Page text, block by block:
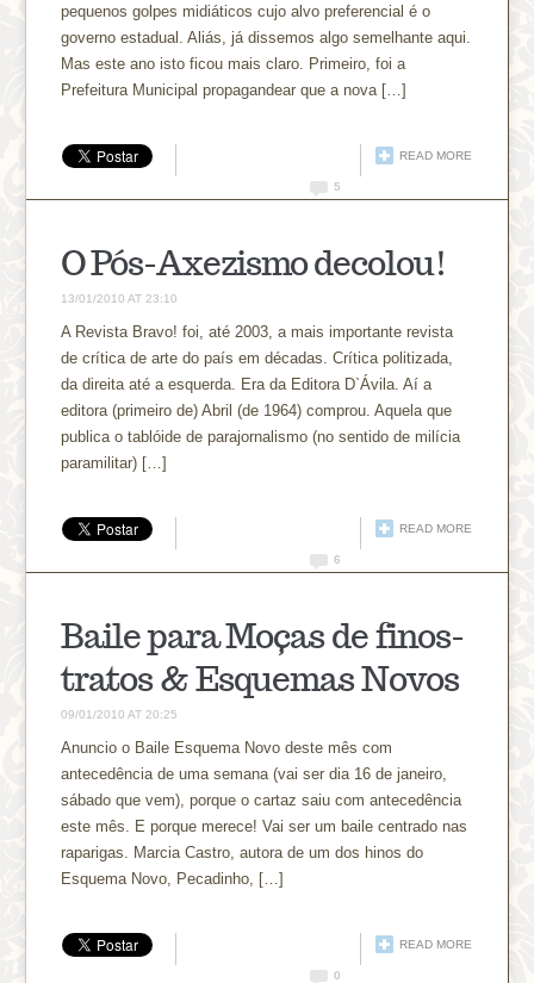
pequenos golpes midiáticos cujo alvo preferencial é o
governo estadual. Aliás, já dissemos algo semelhante aqui.
Mas este ano isto ficou mais claro. Primeiro, foi a
Prefeitura Municipal propagandear que a nova […]
READ MORE
5
O Pós-Axezismo decolou!
13/01/2010 AT 23:10
A Revista Bravo! foi, até 2003, a mais importante revista
de crítica de arte do país em décadas. Crítica politizada,
da direita até a esquerda. Era da Editora D`Ávila. Aí a
editora (primeiro de) Abril (de 1964) comprou. Aquela que
publica o tablóide de parajornalismo (no sentido de milícia
paramilitar) […]
READ MORE
6
Baile para Moças de finos-
tratos & Esquemas Novos
09/01/2010 AT 20:25
Anuncio o Baile Esquema Novo deste mês com
antecedência de uma semana (vai ser dia 16 de janeiro,
sábado que vem), porque o cartaz saiu com antecedência
este mês. E porque merece! Vai ser um baile centrado nas
raparigas. Marcia Castro, autora de um dos hinos do
Esquema Novo, Pecadinho, […]
READ MORE
0